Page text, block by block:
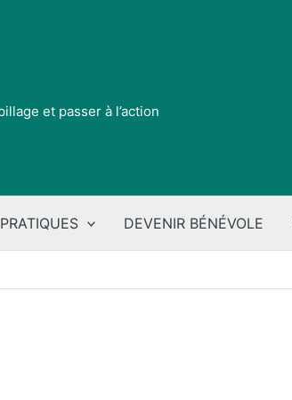
et passer à l’action
DEVENIR BÉNÉVOLE